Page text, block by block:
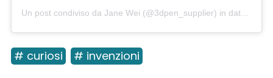
Un post condiviso da Jane Wei (@3dpen_supplier) in data:
# curiosi # invenzioni